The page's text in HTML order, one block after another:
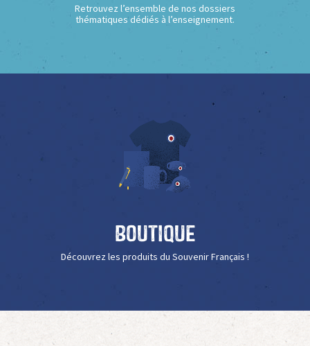
Retrouvez l’ensemble de nos dossiers
thématiques dédiés à l’enseignement.
Boutique
Découvrez les produits du Souvenir Français !